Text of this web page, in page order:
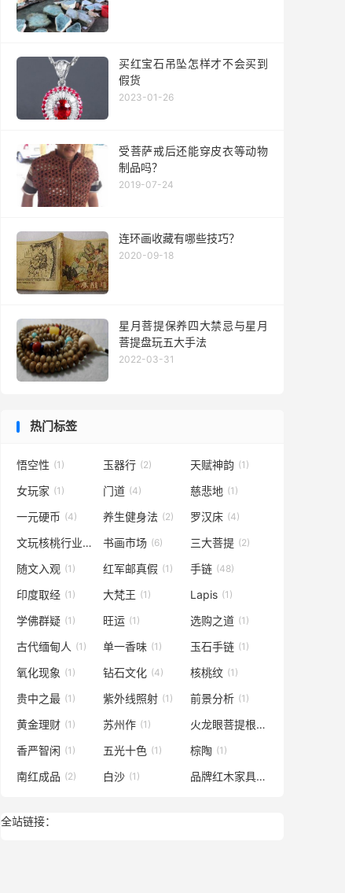
买红宝石吊坠怎样才不会买到
假货
2023-01-26
受菩萨戒后还能穿皮衣等动物
制品吗？
2019-07-24
连环画收藏有哪些技巧？
2020-09-18
星月菩提保养四大禁忌与星月
菩提盘玩五大手法
2022-03-31
热门标签
悟空性 (1) 玉器行 (2) 天赋神韵 (1)
女玩家 (1) 门道 (4) 慈悲地 (1)
一元硬币 (4) 养生健身法 (2) 罗汉床 (4)
文玩核桃行业
(1) 书画市场 (6) 三大菩提 (2)
随文入观 (1) 红军邮真假 (1) 手链 (48)
印度取经 (1) 大梵王 (1) Lapis (1)
学佛群疑 (1) 旺运 (1) 选购之道 (1)
古代缅甸人 (1) 单一香味 (1) 玉石手链 (1)
氧化现象 (1) 钻石文化 (4) 核桃纹 (1)
贵中之最 (1) 紫外线照射 (1) 前景分析 (1)
黄金理财 (1) 苏州作 (1) 火龙眼菩提根
(1)
香严智闲 (1) 五光十色 (1) 棕陶 (1)
南红成品 (2) 白沙 (1) 品牌红木家具
(1)
全站链接：